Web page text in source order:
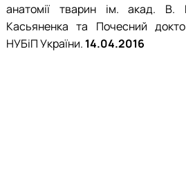
анатомії тварин ім. акад. В.
Касьяненка та Почесний
НУБіП України. 14.04.2016